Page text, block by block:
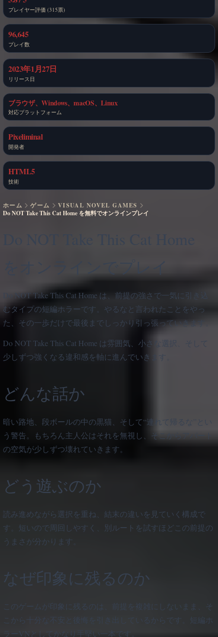
プレイヤー評価 (315票)
96,645
プレイ数
2023年1月27日
リリース日
ブラウザ、Windows、macOS、Linux
対応プラットフォーム
Pixeliminal
開発者
HTML5
技術
ホーム ゲーム
VISUAL NOVEL GAMES
Do NOT Take This Cat Home を無料でオンラインプレイ
Do NOT Take This Cat Home は、前提の強さで一気に引き込
むタイプの短編ホラーです。やるなと言われたことをやっ
た、その一歩だけで最後までしっかり引っ張っていきます。
Do NOT Take This Cat Home は雰囲気、小さな選択、そして
少しずつ強くなる違和感を軸に進んでいきます。
どんな話か
暗い路地、段ボールの中の黒猫、そして“連れて帰るな”とい
う警告。もちろん主人公はそれを無視し、そこからアパート
の空気が少しずつ壊れていきます。
どう遊ぶのか
読み進めながら選択を重ね、結末の違いを見ていく構成で
す。短いので周回しやすく、別ルートを試すほどこの前提の
うまさが分かります。
なぜ印象に残るのか
このゲームが印象に残るのは、前提を複雑にしないまま、そ
こから十分な不安と後悔を引き出しているからです。短編ホ
ラーVNとしてかなり手堅い一本です。